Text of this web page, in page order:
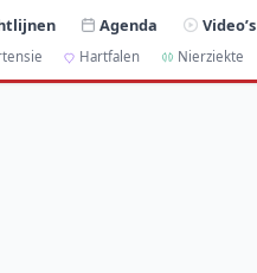
Agenda Video’s
Hartfalen Nierziekte